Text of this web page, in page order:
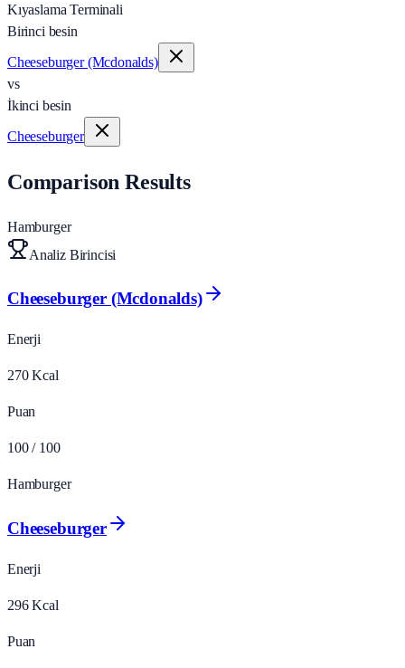
Kıyaslama Terminali
Birinci besin
Cheeseburger (Mcdonalds)
vs
İkinci besin
Cheeseburger
Comparison Results
Hamburger
Analiz Birincisi
Cheeseburger (Mcdonalds)
Enerji
270 Kcal
Puan
100 / 100
Hamburger
Cheeseburger
Enerji
296 Kcal
Puan